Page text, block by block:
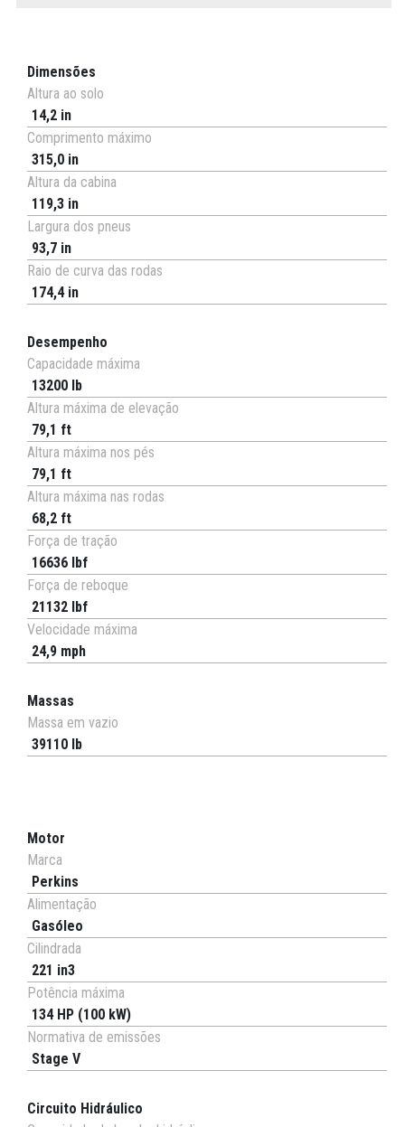
Dimensões
Altura ao solo
14,2 in
Comprimento máximo
315,0 in
Altura da cabina
119,3 in
Largura dos pneus
93,7 in
Raio de curva das rodas
174,4 in
Desempenho
Capacidade máxima
13200 lb
Altura máxima de elevação
79,1 ft
Altura máxima nos pés
79,1 ft
Altura máxima nas rodas
68,2 ft
Força de tração
16636 lbf
Força de reboque
21132 lbf
Velocidade máxima
24,9 mph
Massas
Massa em vazio
39110 lb
Motor
Marca
Perkins
Alimentação
Gasóleo
Cilindrada
221 in3
Potência máxima
134 HP (100 kW)
Normativa de emissões
Stage V
Circuito Hidráulico